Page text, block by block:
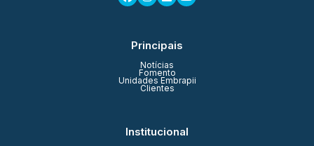
Principais
Notícias
Fomento
Unidades Embrapii
Clientes
Institucional